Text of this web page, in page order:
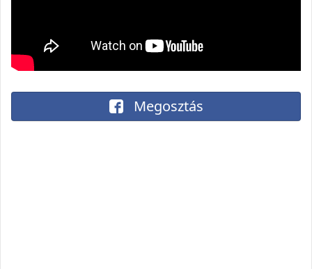
Megosztás